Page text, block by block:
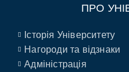
ПРО
Історія Університету
Нагороди та відзнаки
Адміністрація